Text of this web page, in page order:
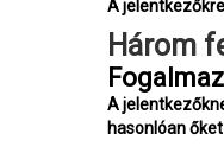
A
Három
A
hasonlóan